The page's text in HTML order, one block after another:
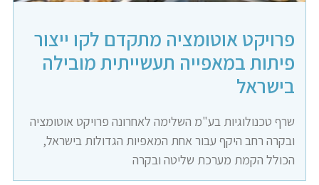
פרויקט אוטומציה מתקדם לקו ייצור
פיתות במאפייה תעשייתית מובילה
בישראל
שרף טכנולוגיות בע"מ השלימה לאחרונה פרויקט אוטומציה
ובקרה רחב היקף עבור אחת המאפיות הגדולות בישראל,
הכולל הקמת מערכת שליטה ובקרה